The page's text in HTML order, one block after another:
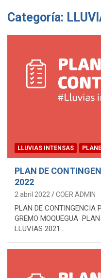
Categoría:
LLUVIAS INTENSAS
PLAN DE
2022
2 abril 2022 COER ADMIN
PLAN DE CONTINGENCIA
GREMO MOQUEGUA
LLUVIAS 2021…